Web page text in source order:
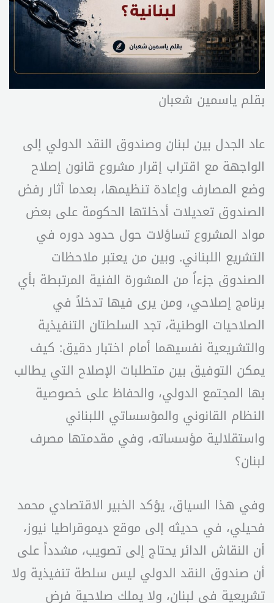
بقلم ياسمين شعبان
عاد الجدل بين لبنان وصندوق النقد الدولي إلى
الواجهة مع اقتراب إقرار مشروع قانون إصلاح
وضع المصارف وإعادة تنظيمها، بعدما أثار رفض
الصندوق تعديلات أدخلتها الحكومة على بعض
مواد المشروع تساؤلات حول حدود دوره في
التشريع اللبناني. وبين من يعتبر ملاحظات
الصندوق جزءاً من المشورة الفنية المرتبطة بأي
برنامج إصلاحي، ومن يرى فيها تدخلاً في
الصلاحيات الوطنية، تجد السلطتان التنفيذية
والتشريعية نفسيهما أمام اختبار دقيق: كيف
يمكن التوفيق بين متطلبات الإصلاح التي يطالب
بها المجتمع الدولي، والحفاظ على خصوصية
النظام القانوني والمؤسساتي اللبناني
واستقلالية مؤسساته، وفي مقدمتها مصرف
لبنان؟
وفي هذا السياق، يؤكد الخبير الاقتصادي محمد
فحيلي، في حديثه إلى موقع ديموقراطيا نيوز،
أن النقاش الدائر يحتاج إلى تصويب، مشدداً على
أن صندوق النقد الدولي ليس سلطة تنفيذية ولا
تشريعية في لبنان، ولا يملك صلاحية فرض